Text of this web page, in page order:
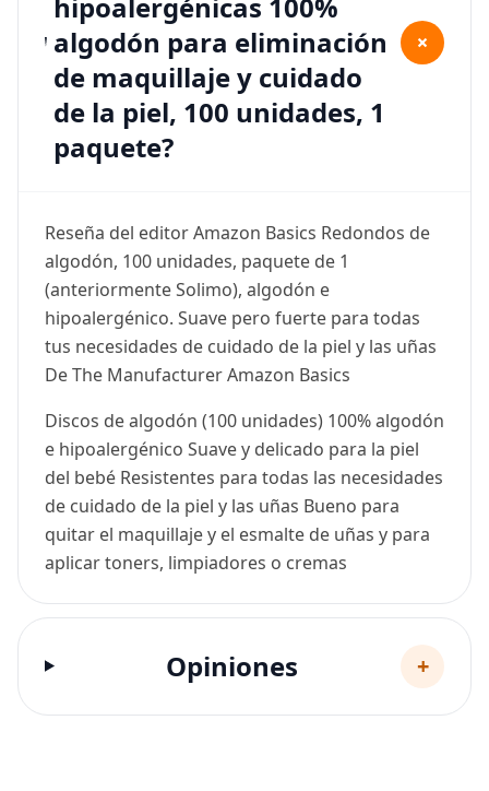
algodón para eliminación
de maquillaje y cuidado
de la piel, 100 unidades, 1
paquete?
+
Reseña del editor Amazon Basics Redondos de
algodón, 100 unidades, paquete de 1
(anteriormente Solimo), algodón e
hipoalergénico. Suave pero fuerte para todas
tus necesidades de cuidado de la piel y las uñas
De The Manufacturer Amazon Basics
Discos de algodón (100 unidades) 100% algodón
e hipoalergénico Suave y delicado para la piel
del bebé Resistentes para todas las necesidades
de cuidado de la piel y las uñas Bueno para
quitar el maquillaje y el esmalte de uñas y para
aplicar toners, limpiadores o cremas
Opiniones +